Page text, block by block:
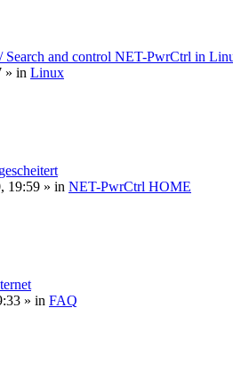
and control NET-PwrCtrl in
» in Linux
19:59 » in NET-PwrCtrl HOME
» in FAQ